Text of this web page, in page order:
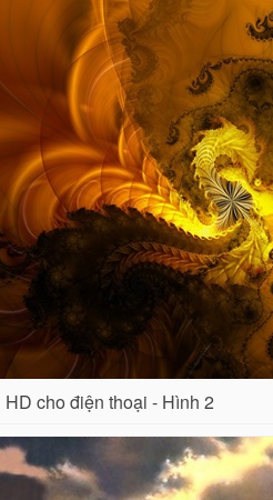
cho điện thoại - Hình 2